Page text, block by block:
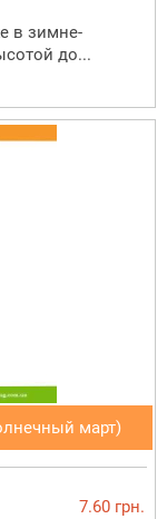
в зимне-
до...
март)
7.60 грн.